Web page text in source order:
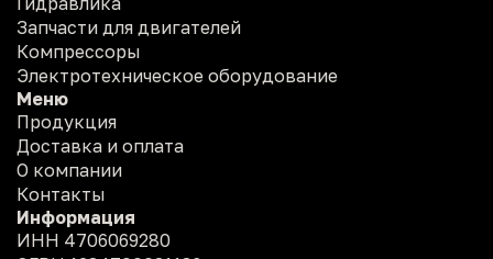
Запчасти для двигателей
Компрессоры
Электротехническое оборудование
Меню
Продукция
Доставка и оплата
О компании
Контакты
Информация
ИНН 4706069280